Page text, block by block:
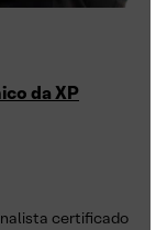
da XP
certificado